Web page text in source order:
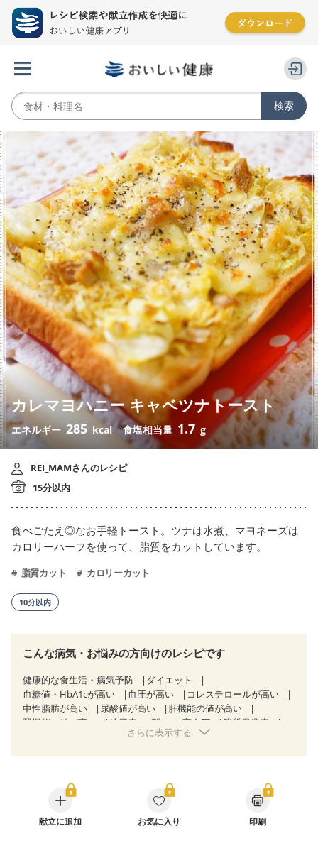
カレマヨハニー キャベツナトースト
エネルギー 285 kcal 食塩相当量 1.7 g
REI_MAMさんのレシピ
15分以内
食べごたえ◎なお手軽トースト。ツナは水煮、マヨネーズは
カロリーハーフを使って、脂質をカットしています。
脂質カット カロリーカット
10分以内
こんな病気・お悩みの方向けのレシピです
健康的な食生活・病気予防
ダイエット
血糖値・HbA1cが高い
血圧が高い
コレステロールが高い
中性脂肪が高い
尿酸値が高い
肝機能の値が高い
腎機能の値が高い
糖尿病（2型） 高血圧
脂質異常症
狭心症 心筋梗塞
糖尿病性腎症（第１期）
糖尿病性腎症（第２期）
糖尿病性腎症（第３期）
CKD（ステージ１）
CKD（ステージ２）
CKD（ステージ３a）
さらに表示する
献立に追加 お気に入り 印刷